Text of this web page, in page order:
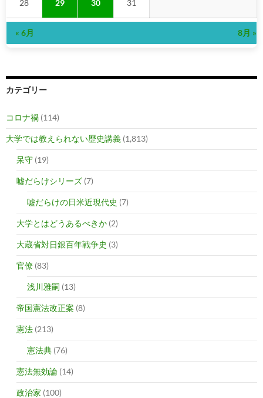
28 29 30 31
« 6月 8月 »
カテゴリー
コロナ禍 (114)
大学では教えられない歴史講義 (1,813)
呆守 (19)
嘘だらけシリーズ (7)
嘘だらけの日米近現代史 (7)
大学とはどうあるべきか (2)
大蔵省対日銀百年戦争史 (3)
官僚 (83)
浅川雅嗣 (13)
帝国憲法改正案 (8)
憲法 (213)
憲法典 (76)
憲法無効論 (14)
政治家 (100)